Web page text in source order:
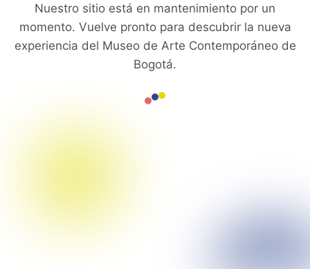
Nuestro sitio está en mantenimiento por un
momento. Vuelve pronto para descubrir la nueva
experiencia del Museo de Arte Contemporáneo de
Bogotá.